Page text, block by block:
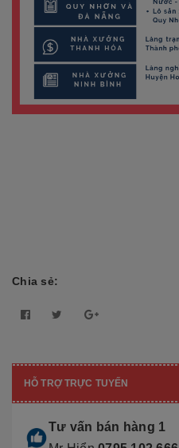
Chia sẻ:
HỖ TRỢ TRỰC TUYẾN
Tư vấn bán hàng 1